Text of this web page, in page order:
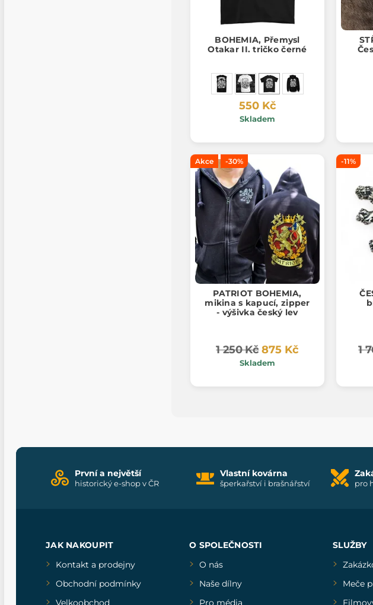
BOHEMIA, Přemysl
Otakar II. tričko černé
550 Kč
Skladem
Akce -30%
PATRIOT BOHEMIA,
mikina s kapucí, zipper
- výšivka český lev
1 250 Kč 875 Kč
Skladem
-11%
1
První a největší
historický e-shop v ČR
Vlastní kovárna
šperkařství i brašnářství pro
JAK NAKOUPIT
Kontakt a prodejny
Obchodní podmínky
Velkoobchod
O SPOLEČNOSTI
O nás
Naše dílny
Pro média
SLUŽBY
Meče